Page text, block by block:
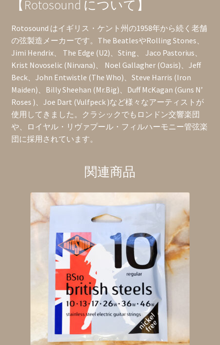
【Rotosound について】
Rotosound はイギリス・ケント州の1958年から続く老舗
の弦製造メーカーです。The BeatlesやRolling Stones、
Jimi Hendrix、 The Edge (U2)、Sting、 Jaco Pastorius、
Krist Novoselic (Nirvana)、 Noel Gallagher (Oasis)、Jeff
Beck、John Entwistle (The Who)、Steve Harris (Iron
Maiden)、Billy Sheehan (Mr.Big)、Duff McKagan (Guns N’
Roses )、Joe Dart (Vulfpeck )など様々なアーティストが
使用してきました。クラシックでもロンドン交響楽団
や、ロイヤル・リヴァプール・フィルハーモニー管弦楽
団に採用されています。
関連商品